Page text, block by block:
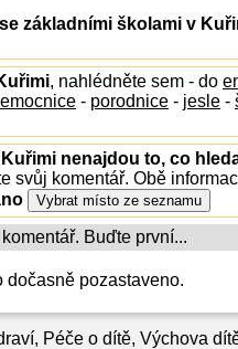
, Péče o dítě, Výchova
základními školami v
, nahlédněte sem - do
- porodnice - jesle -
nenajdou to, co
svůj komentář. Obě
Buďte první...
pozastaveno.